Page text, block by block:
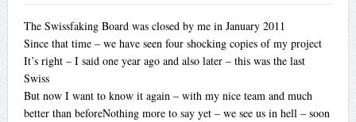
The Swissfaking Board was closed by me in January 2011
Since that time – we have seen four shocking copies of my project
It’s right – I said one year ago and also later – this was the last
Swiss
But now I want to know it again – with my nice team and much
better than beforeNothing more to say yet – we see us in hell – soon